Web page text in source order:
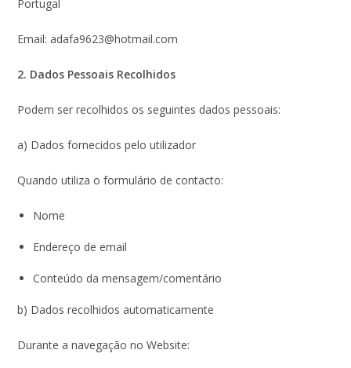
Portugal
Email: adafa9623@hotmail.com
2. Dados Pessoais Recolhidos
Podem ser recolhidos os seguintes dados pessoais:
a) Dados fornecidos pelo utilizador
Quando utiliza o formulário de contacto:
Nome
Endereço de email
Conteúdo da mensagem/comentário
b) Dados recolhidos automaticamente
Durante a navegação no Website: